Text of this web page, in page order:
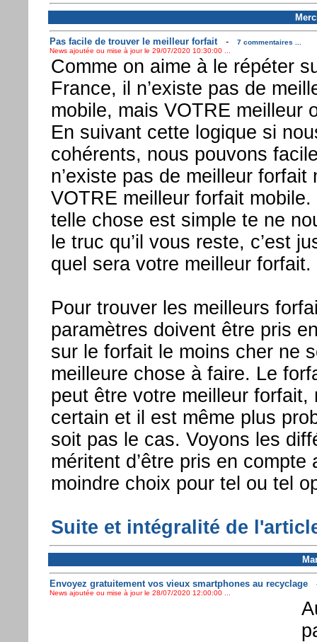
Pas facile de trouver le meilleur forfait-
7 commentaires ...
News ajoutée ou mise à jour le 29/07/2020 10:30:00 ...
Comme on aime à le répéter
France, il n’existe pas de
mobile, mais VOTRE meilleur
En suivant cette logique si
cohérents, nous pouvons
n’existe pas de meilleur forfait
VOTRE meilleur forfait
telle chose est simple te ne
le truc qu’il vous reste, c’est
quel sera votre meilleur forfait.
Pour trouver les meilleurs
paramètres doivent être pris
sur le forfait le moins cher ne
meilleure chose à faire. Le
peut être votre meilleur forfait,
certain et il est même plus
soit pas le cas. Voyons les
méritent d’être pris en compte
moindre choix pour tel ou tel
Suite et intégralité de
Envoyez gratuitement vos vieux smartphones au recyclage
News ajoutée ou mise à jour le 28/07/2020 12:00:00 ...